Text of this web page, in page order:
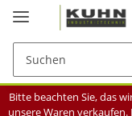
Bitte beachten Sie, das
unsere Waren verkaufen.